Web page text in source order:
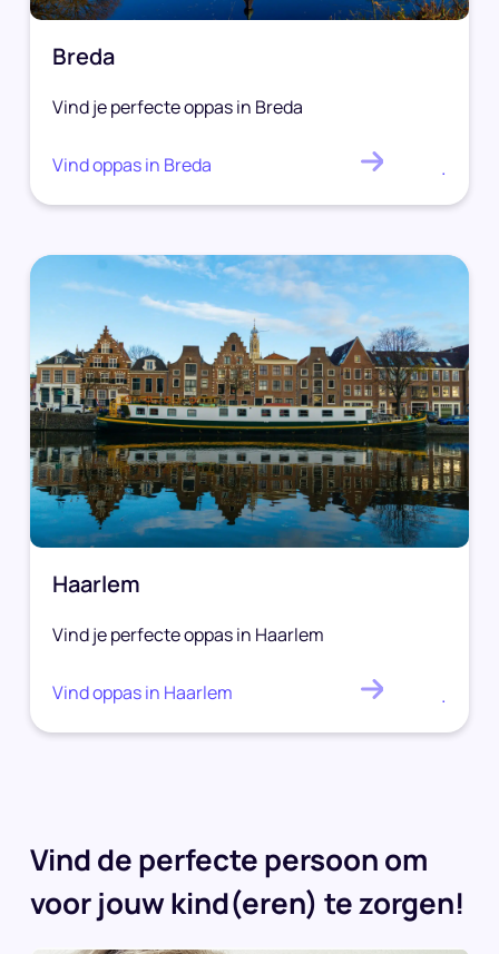
Breda
Vind je perfecte oppas in Breda
Vind oppas in Breda .
Haarlem
Vind je perfecte oppas in Haarlem
Vind oppas in Haarlem .
Vind de perfecte persoon om
voor jouw kind(eren) te zorgen!